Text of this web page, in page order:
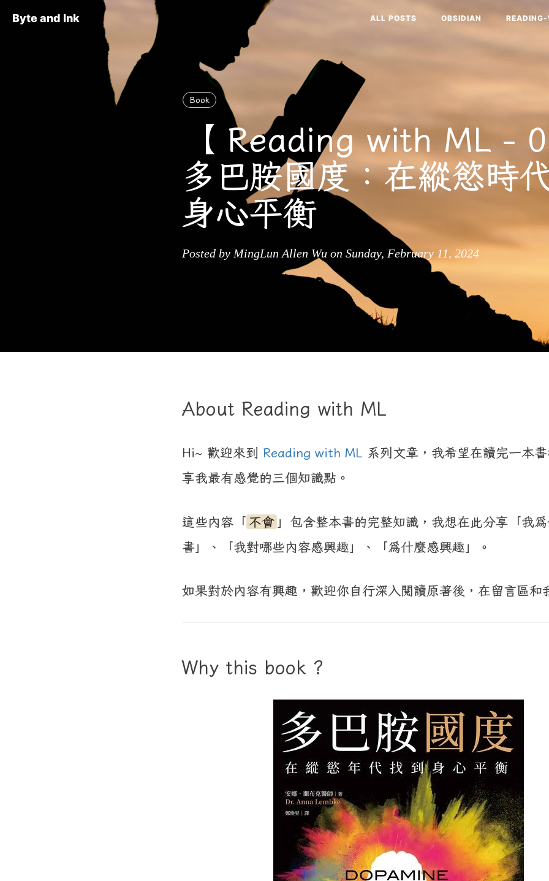
Byte and Ink ALL POSTS OBSIDIAN
Book
【 Reading with ML -
多巴胺國度：在縱慾時
身心平衡
Posted by MingLun Allen Wu on Sunday, February 11, 2024
About Reading with ML
Hi~ 歡迎來到 Reading with ML 系列文章，我希望在讀完一本
享我最有感覺的三個知識點。
這些內容「 不會」包含整本書的完整知識，我想在此分享「我
書」、「我對哪些內容感興趣」、「為什麼感興趣」。
如果對於內容有興趣，歡迎你自行深入閱讀原著後，在留言區和
Why this book ?